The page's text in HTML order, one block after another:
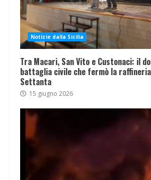
Notizie dalla Sicilia
Tra Macari, San Vito e Custonaci: il
battaglia civile che fermò la
Settanta
15 giugno 2026